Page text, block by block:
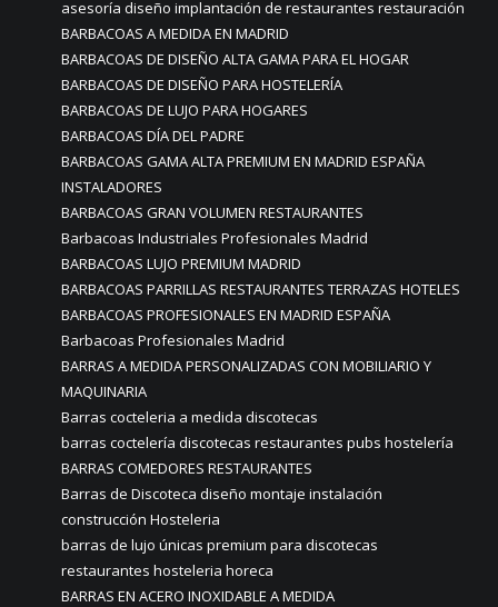
asesoría diseño implantación de restaurantes restauración
BARBACOAS A MEDIDA EN MADRID
BARBACOAS DE DISEÑO ALTA GAMA PARA EL HOGAR
BARBACOAS DE DISEÑO PARA HOSTELERÍA
BARBACOAS DE LUJO PARA HOGARES
BARBACOAS DÍA DEL PADRE
BARBACOAS GAMA ALTA PREMIUM EN MADRID ESPAÑA
INSTALADORES
BARBACOAS GRAN VOLUMEN RESTAURANTES
Barbacoas Industriales Profesionales Madrid
BARBACOAS LUJO PREMIUM MADRID
BARBACOAS PARRILLAS RESTAURANTES TERRAZAS HOTELES
BARBACOAS PROFESIONALES EN MADRID ESPAÑA
Barbacoas Profesionales Madrid
BARRAS A MEDIDA PERSONALIZADAS CON MOBILIARIO Y
MAQUINARIA
Barras cocteleria a medida discotecas
barras coctelería discotecas restaurantes pubs hostelería
BARRAS COMEDORES RESTAURANTES
Barras de Discoteca diseño montaje instalación
construcción Hosteleria
barras de lujo únicas premium para discotecas
restaurantes hosteleria horeca
BARRAS EN ACERO INOXIDABLE A MEDIDA